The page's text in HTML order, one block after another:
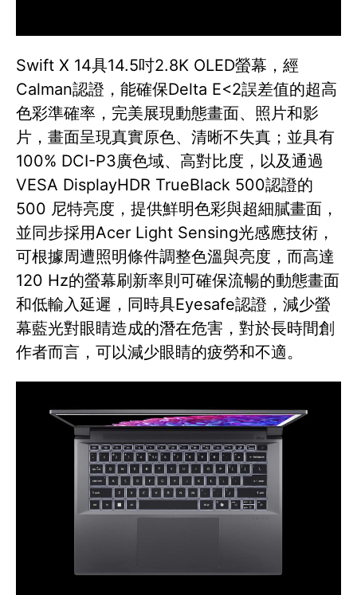
Swift X 14具14.5吋2.8K OLED螢幕，經
Calman認證，能確保Delta E<2誤差值的超高
色彩準確率，完美展現動態畫面、照片和影
片，畫面呈現真實原色、清晰不失真；並具有
100% DCI-P3廣色域、高對比度，以及通過
VESA DisplayHDR TrueBlack 500認證的
500 尼特亮度，提供鮮明色彩與超細膩畫面，
並同步採用Acer Light Sensing光感應技術，
可根據周遭照明條件調整色溫與亮度，而高達
120 Hz的螢幕刷新率則可確保流暢的動態畫面
和低輸入延遲，同時具Eyesafe認證，減少螢
幕藍光對眼睛造成的潛在危害，對於長時間創
作者而言，可以減少眼睛的疲勞和不適。